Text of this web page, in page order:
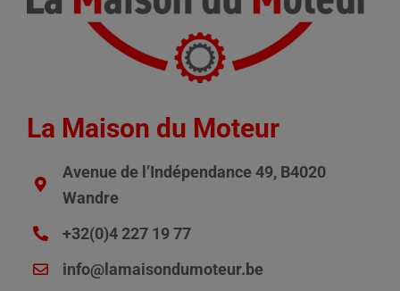
La Maison du Moteur
Avenue de l’Indépendance 49, B4020
Wandre
+32(0)4 227 19 77
info@lamaisondumoteur.be